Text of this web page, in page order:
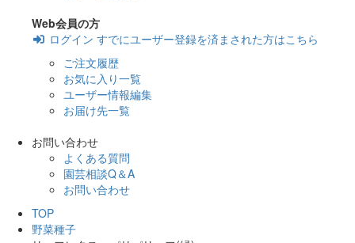
Web会員の方
ログイン すでにユーザー登録を済まされた方はこちら
ご注文履歴
お気に入り一覧
ユーザー情報編集
お届け先一覧
お問い合わせ
よくある質問
園芸相談Q＆A
お問い合わせ
TOP
野菜種子